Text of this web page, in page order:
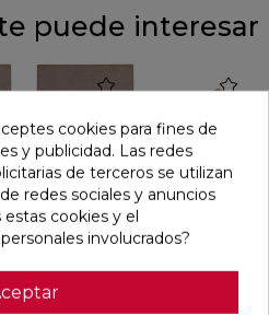
puede interesar
GRECOGRES
BASE
NATURAL
31,4X31,4
PVP
PELDAÑO
FIORENTINO
30,5X31,4
cookies para fines de
y publicidad. Las redes
de terceros se utilizan
redes sociales y anuncios
cookies y el
involucrados?